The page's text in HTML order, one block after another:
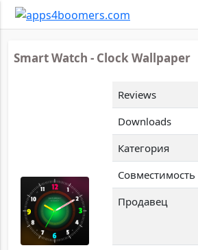
Smart Watch - Clock Wallpaper
Reviews
Downloads
Категория
Совместимость
Продавец